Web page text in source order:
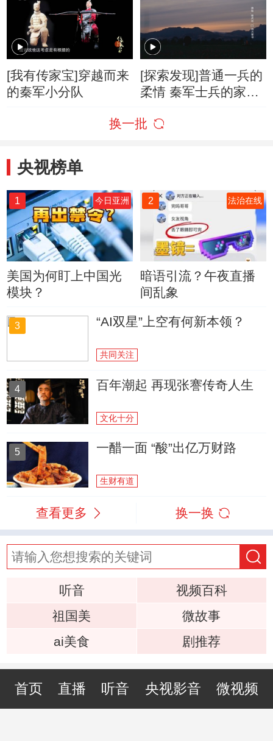
[我有传家宝]穿越而来
的秦军小分队
[探索发现]普通一兵的
柔情 秦军士兵的家书
换一批
央视榜单
1 今日亚洲
美国为何盯上中国光
模块？
2 法治在线
暗语引流？午夜直播
间乱象
3 “AI双星”上空有何新本领？
共同关注
4 百年潮起 再现张謇传奇人生
文化十分
5 一醋一面 “酸”出亿万财路
生财有道
查看更多 换一换
听音
视频百科
祖国美
微故事
ai美食
剧推荐
首页 直播 听音 央视影音 微视频